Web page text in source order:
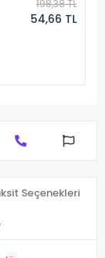
198,38 TL
54,66 TL
Seçenekleri